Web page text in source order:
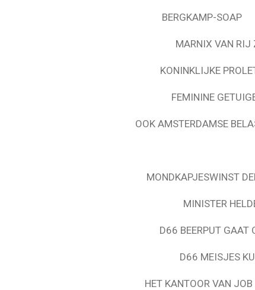
BERGKAMP-SOAP
MARNIX VAN RIJ
KONINKLIJKE
FEMININE
OOK AMSTERDAMSE
MONDKAPJESWINST
MINISTER
D66 BEERPUT GAAT
D66 MEISJES
HET KANTOOR VAN